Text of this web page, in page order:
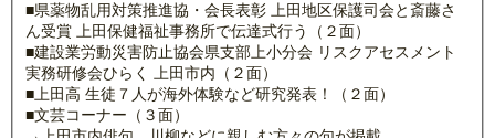
■県薬物乱用対策推進協・会長表彰 上田地区保護司会と斎藤さ
ん受賞 上田保健福祉事務所で伝達式行う（２面）
■建設業労動災害防止協会県支部上小分会 リスクアセスメント
実務研修会ひらく 上田市内（２面）
■上田高 生徒７人が海外体験など研究発表！（２面）
■文芸コーナー（３面）